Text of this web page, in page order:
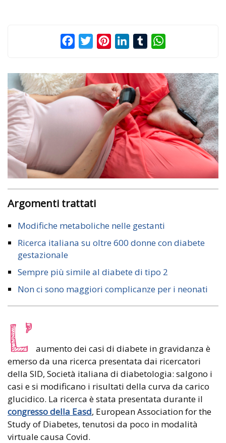
FacebookTwitterPinterestLinkedInTumblr
Argomenti trattati
Modifiche metaboliche nelle gestanti
Ricerca italiana su oltre 600 donne con diabete
gestazionale
Sempre più simile al diabete di tipo 2
Non ci sono maggiori complicanze per i neonati
L’ aumento dei casi di diabete in gravidanza è
emerso da una ricerca presentata dai ricercatori
della SID, Società italiana di diabetologia: salgono i
casi e si modificano i risultati della curva da carico
glucidico. La ricerca è stata presentata durante il
congresso della Easd, European Association for the
Study of Diabetes, tenutosi da poco in modalità
virtuale causa Covid.